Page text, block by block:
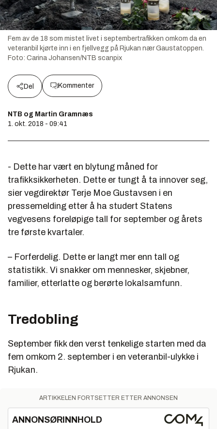
Fem av de 18 som mistet livet i septembertrafikken omkom da en
veteranbil kjørte inn i en fjellvegg på Rjukan nær Gaustatoppen.
Foto: Carina Johansen/NTB scanpix
Del Kommenter
NTB og Martin Gramnæs
1. okt. 2018 - 09:41
- Dette har vært en blytung måned for
trafikksikkerheten. Dette er tungt å ta innover seg,
sier vegdirektør Terje Moe Gustavsen i en
pressemelding etter å ha studert Statens
vegvesens foreløpige tall for september og årets
tre første kvartaler.
– Forferdelig. Dette er langt mer enn tall og
statistikk. Vi snakker om mennesker, skjebner,
familier, etterlatte og berørte lokalsamfunn.
Tredobling
September fikk den verst tenkelige starten med da
fem omkom 2. september i en veteranbil-ulykke i
Rjukan.
ARTIKKELEN FORTSETTER ETTER ANNONSEN
ANNONSØRINNHOLD